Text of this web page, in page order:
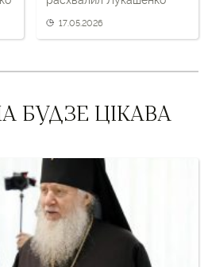
17.05.2026
БУДЗЕ ЦІКАВА